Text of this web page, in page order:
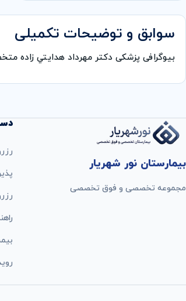
سوابق و توضیحات تکمیلی
بیوگرافی پزشکی دكتر مهرداد هدايتي زاده
بیمارستان نور شهریار
مجموعه تخصصی و فوق تخصصی